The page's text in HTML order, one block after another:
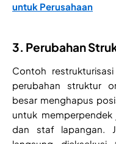
untuk Perusahaan
3. Perubahan
Contoh
perubahan struktur
besar menghapus
untuk
dan staf lapangan.